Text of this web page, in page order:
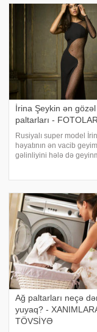
modelyer Rüfət İsmayılın
kolleksiyasında
İrina Şeykin ən gözəl
paltarları -
Rusiyalı super model
həyatının ən vacib
gəlinliyini hələ də
oxucularına həmin
ən yaxşı seçmələri təqdi
Ağ paltarları neçə
yuyaq? -
TÖVSİYƏ